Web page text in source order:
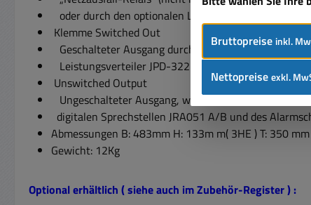
oder durch den optionalen Leistungsverteiler JPD-
Klemme Switched Out
Geschalteter Ausgang durch welchen bei
Leistungsverteiler JPD-322 A, die DC-
Unswitched Output
Ungeschalteter Ausgang, welcher auch im Alarmfall
digitalen Sprechstellen JRA051 A/B und des
Abmessungen B: 483mm H: 133m m( 3HE ) T: 350 mm
Gewicht: 12Kg
Optional erhältlich ( siehe auch im Zubehör-Register ) :
Bruttopreise inkl.
Nettopreiseexkl.